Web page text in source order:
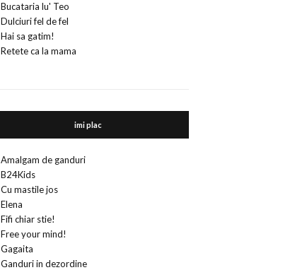
Bucataria lu' Teo
Dulciuri fel de fel
Hai sa gatim!
Retete ca la mama
imi plac
Amalgam de ganduri
B24Kids
Cu mastile jos
Elena
Fifi chiar stie!
Free your mind!
Gagaita
Ganduri in dezordine